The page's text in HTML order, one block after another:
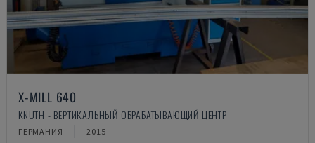
X-MILL 640
KNUTH - ВЕРТИКАЛЬНЫЙ ОБРАБАТЫВАЮЩИЙ ЦЕНТР
ГЕРМАНИЯ 2015